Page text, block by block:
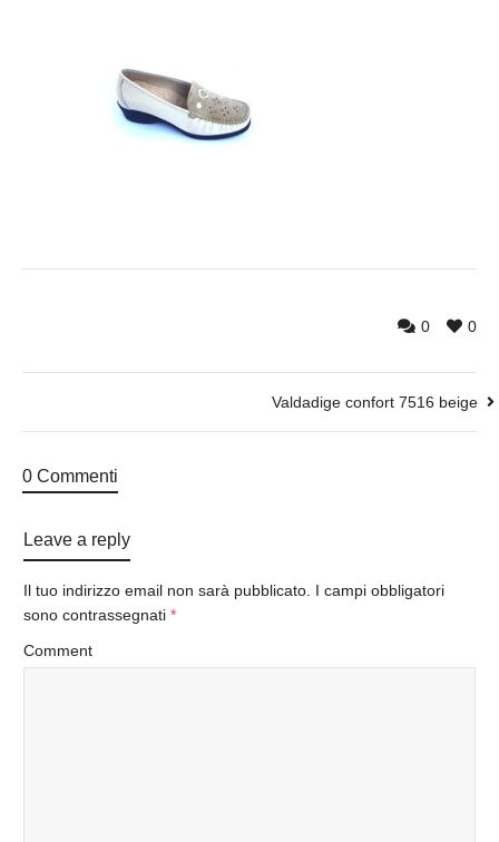
0
0
Valdadige confort 7516 beige
0 Commenti
Leave a reply
Il tuo indirizzo email non sarà pubblicato. I campi obbligatori
sono contrassegnati *
Comment